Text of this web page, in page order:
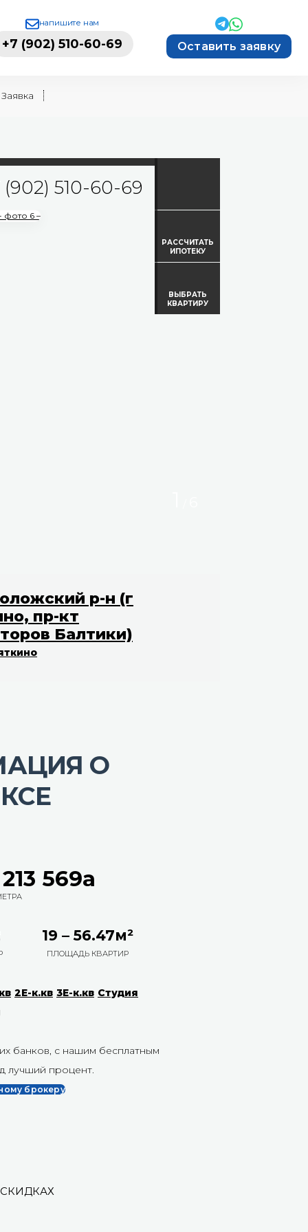
напишите нам
+7 (902) 510-60-69 Оставить заявку
Заявка
(902) 510-60-69
РАССЧИТАТЬ
ИПОТЕКУ
ВЫБРАТЬ
КВАРТИРУ
р-н (г
пр-кт
Балтики)
О
213 569a
19 – 56.47м²
ПЛОЩАДЬ КВАРТИР
2Е-к.кв 3Е-к.кв Студия
банков, с нашим бесплатным
лучший процент.
брокеру